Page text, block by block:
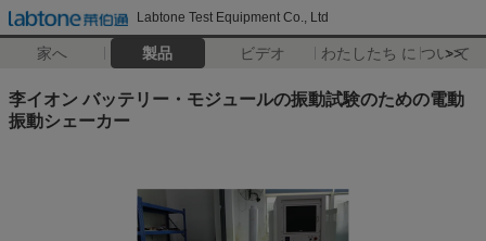
Labtone Test Equipment Co., Ltd
家へ 製品 ビデオ わたしたち に つい て
>>
李イオン バッテリー・モジュールの振動試験のための電動
振動シェーカー